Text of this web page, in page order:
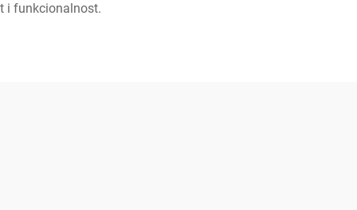
i funkcionalnost.